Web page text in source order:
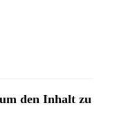
den Inhalt zu